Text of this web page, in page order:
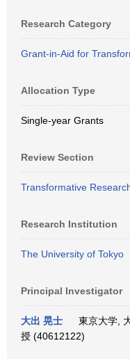
Research Category
Grant-in-Aid for
Allocation Type
Single-year Grants
Review Section
Transformative
Research Institution
The University of Tokyo
Principal Investigator
大出 晃士
東京大学,
授 (40612122)